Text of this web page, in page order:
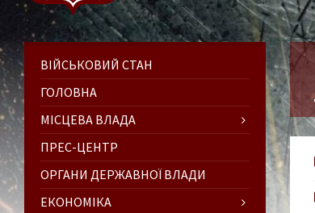
ВІЙСЬКОВИЙ СТАН
ГОЛОВНА
МІСЦЕВА ВЛАДА
ПРЕС-ЦЕНТР
ОРГАНИ ДЕРЖАВНОЇ ВЛАДИ
ЕКОНОМІКА